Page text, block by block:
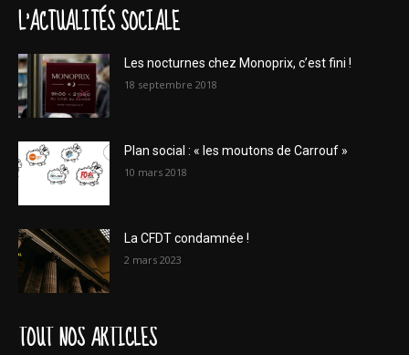
L'ACTUALITÉS SOCIALE
Les nocturnes chez Monoprix, c’est fini !
18 septembre 2018
Plan social : « les moutons de Carrouf »
10 mars 2018
La CFDT condamnée !
2 mars 2023
TOUT NOS ARTICLES